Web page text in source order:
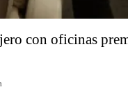
con oficinas